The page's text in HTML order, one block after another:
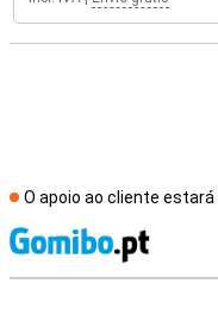
O apoio ao cliente estará